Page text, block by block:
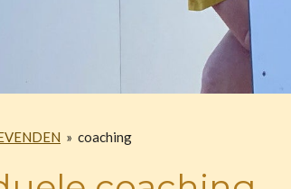
» coaching